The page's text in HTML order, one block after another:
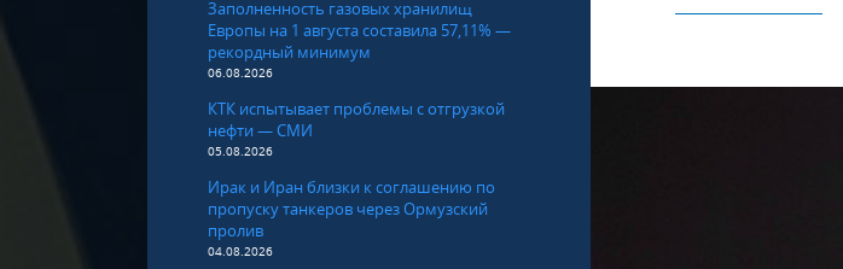
Заполненность газовых хранилищ
Европы на 1 августа составила 57,11% —
рекордный минимум
06.08.2026
КТК испытывает проблемы с отгрузкой
нефти — СМИ
05.08.2026
Ирак и Иран близки к соглашению по
пропуску танкеров через Ормузский
пролив
04.08.2026